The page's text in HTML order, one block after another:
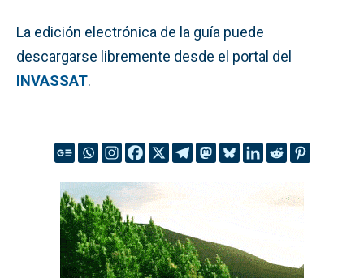
La edición electrónica de la guía puede
descargarse libremente desde el portal del
INVASSAT.